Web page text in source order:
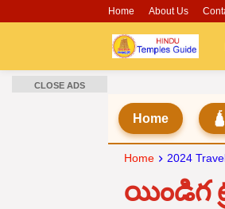
Home About Us
Home
Home 2024
యిండిగ
CLOSE ADS